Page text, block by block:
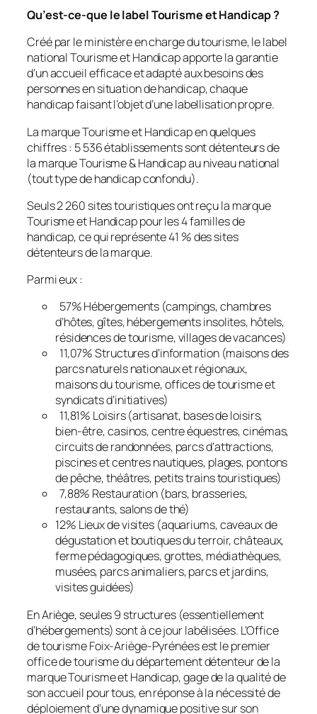
Qu’est-ce-que le label Tourisme et Handicap ?
Créé par le ministère en charge du tourisme, le label
national Tourisme et Handicap apporte la garantie
d’un accueil efficace et adapté aux besoins des
personnes en situation de handicap, chaque
handicap faisant l’objet d’une labellisation propre.
La marque Tourisme et Handicap en quelques
chiffres : 5 536 établissements sont détenteurs de
la marque Tourisme & Handicap au niveau national
(tout type de handicap confondu).
Seuls 2 260 sites touristiques ont reçu la marque
Tourisme et Handicap pour les 4 familles de
handicap, ce qui représente 41 % des sites
détenteurs de la marque.
Parmi eux :
57% Hébergements (campings, chambres
d’hôtes, gîtes, hébergements insolites, hôtels,
résidences de tourisme, villages de vacances)
11,07% Structures d’information (maisons des
parcs naturels nationaux et régionaux,
maisons du tourisme, offices de tourisme et
syndicats d’initiatives)
11,81% Loisirs (artisanat, bases de loisirs,
bien-être, casinos, centre équestres, cinémas,
circuits de randonnées, parcs d’attractions,
piscines et centres nautiques, plages, pontons
de pêche, théâtres, petits trains touristiques)
7,88% Restauration (bars, brasseries,
restaurants, salons de thé)
12% Lieux de visites (aquariums, caveaux de
dégustation et boutiques du terroir, châteaux,
ferme pédagogiques, grottes, médiathèques,
musées, parcs animaliers, parcs et jardins,
visites guidées)
En Ariège, seules 9 structures (essentiellement
d’hébergements) sont à ce jour labélisées. L’Office
de tourisme Foix-Ariège-Pyrénées est le premier
office de tourisme du département détenteur de la
marque Tourisme et Handicap, gage de la qualité de
son accueil pour tous, en réponse à la nécessité de
déploiement d’une dynamique positive sur son